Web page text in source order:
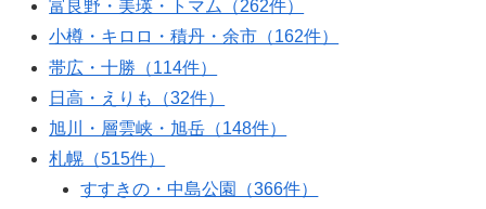
富良野・美瑛・トマム（262件）
小樽・キロロ・積丹・余市（162件）
帯広・十勝（114件）
日高・えりも（32件）
旭川・層雲峡・旭岳（148件）
札幌（515件）
すすきの・中島公園（366件）